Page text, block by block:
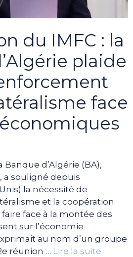
du IMFC : la
plaide
face
d’Algérie (BA),
a souligné depuis
la nécessité de
et la coopération
face à la montée des
sur l’économie
au nom d’un groupe
réunion … Lire la suite